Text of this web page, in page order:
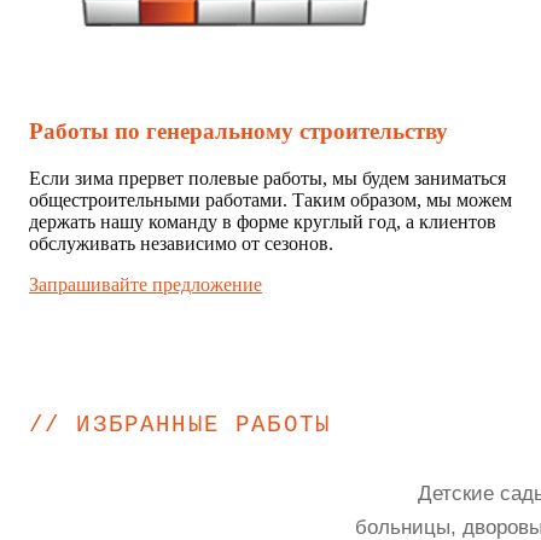
Работы по генеральному строительству
Если зима прервет полевые работы, мы будем заниматься
общестроительными работами. Таким образом, мы можем
держать нашу команду в форме круглый год, а клиентов
обслуживать независимо от сезонов.
Запрашивайте предложение
// ИЗБРАННЫЕ РАБОТЫ
Детские
больницы,